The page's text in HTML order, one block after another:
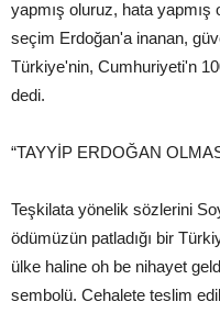
yapmış oluruz, hata yapmış
seçim Erdoğan'a inanan,
Türkiye'nin, Cumhuriyeti'n
dedi.
“TAYYİP ERDOĞAN
Teşkilata yönelik sözlerini
ödümüzün patladığı bir
ülke haline oh be nihayet
sembolü. Cehalete teslim